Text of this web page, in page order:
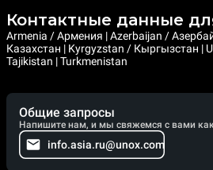
Контактные данные
Armenia / Армения | Azerbaijan /
Казахстан | Kyrgyzstan / Кыргызстан |
Tajikistan | Turkmenistan
Общие запросы
Напишите нам, и мы свяжемся с вами
info.asia.ru@unox.com